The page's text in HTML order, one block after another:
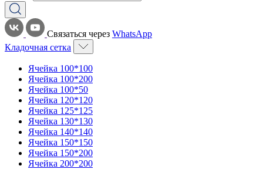
Связаться через WhatsApp
Кладочная сетка
Ячейка 100*100
Ячейка 100*200
Ячейка 100*50
Ячейка 120*120
Ячейка 125*125
Ячейка 130*130
Ячейка 140*140
Ячейка 150*150
Ячейка 150*200
Ячейка 200*200